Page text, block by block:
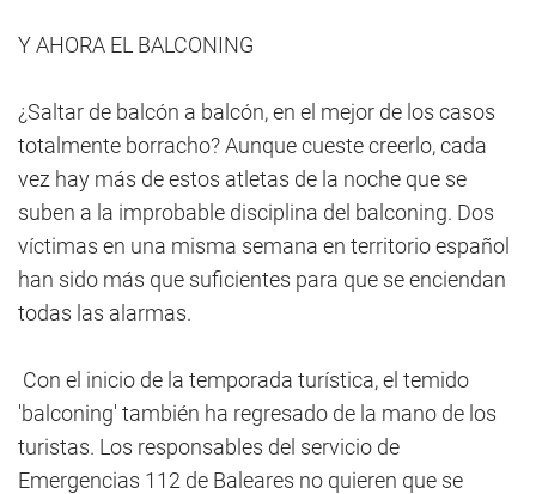
Y AHORA EL BALCONING
¿Saltar de balcón a balcón, en el mejor de los casos
totalmente borracho? Aunque cueste creerlo, cada
vez hay más de estos atletas de la noche que se
suben a la improbable disciplina del balconing. Dos
víctimas en una misma semana en territorio español
han sido más que suficientes para que se enciendan
todas las alarmas.
Con el inicio de la temporada turística, el temido
'balconing' también ha regresado de la mano de los
turistas. Los responsables del servicio de
Emergencias 112 de Baleares no quieren que se